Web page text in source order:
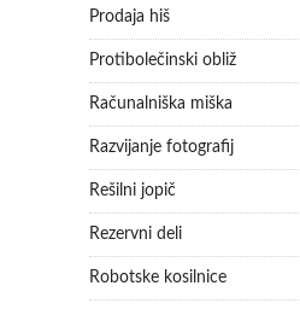
Prodaja hiš
Protibolečinski obliž
Računalniška miška
Razvijanje fotografij
Rešilni jopič
Rezervni deli
Robotske kosilnice